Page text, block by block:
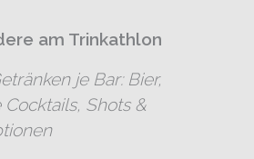
am Trinkathlon
je Bar: Bier,
Shots &